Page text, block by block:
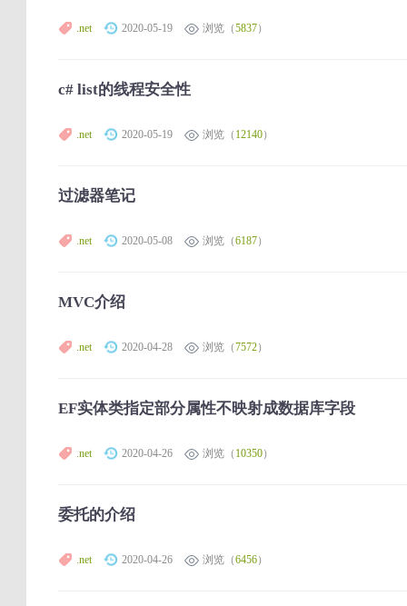
.net 2020-05-19 浏览（5837）
c# list的线程安全性
.net 2020-05-19 浏览（ 12140）
过滤器笔记
.net 2020-05-08 浏览（6187）
MVC介绍
.net 2020-04-28 浏览（7572）
EF实体类指定部分属性不映射成数据库字段
.net 2020-04-26 浏览（ 10350）
委托的介绍
.net 2020-04-26 浏览（6456）